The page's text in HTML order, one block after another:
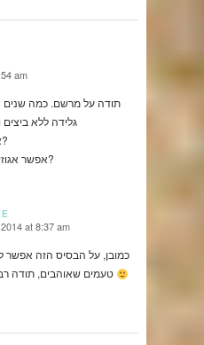
am
תודה על מרשם. כמה
גלידה ללא
אפשר בלי צימוקים?
אפשר אגוזי מלך במקום פקאן?
at 8:37 am
כמובן, על הבסיס הזה אפשר